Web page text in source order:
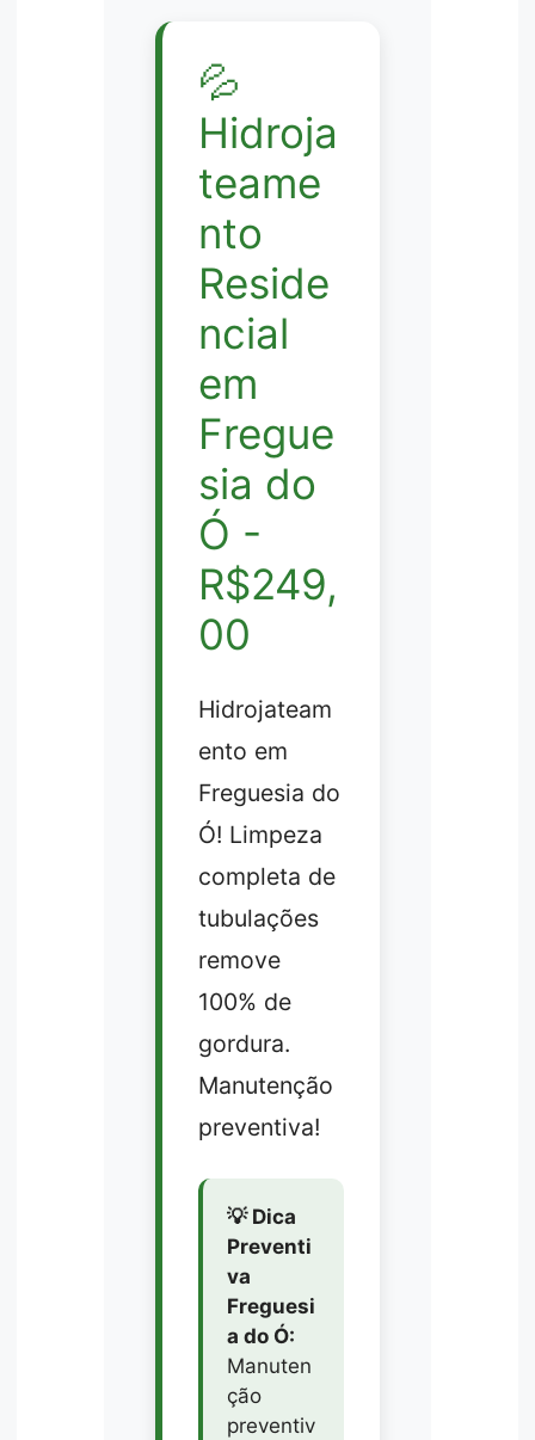
💦
Hidroja
teame
nto
Reside
ncial
em
Fregue
sia do
Ó -
R$249,
00
Hidrojateam
ento em
Freguesia do
Ó! Limpeza
completa de
tubulações
remove
100% de
gordura.
Manutenção
preventiva!
💡 Dica
Preventi
va
Freguesi
a do Ó:
Manuten
ção
preventiv